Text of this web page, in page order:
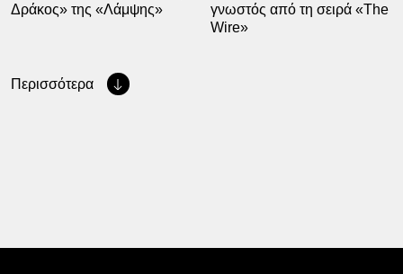
Δράκος» της «Λάμψης»
γνωστός από τη σειρά «The
Wire»
Περισσότερα